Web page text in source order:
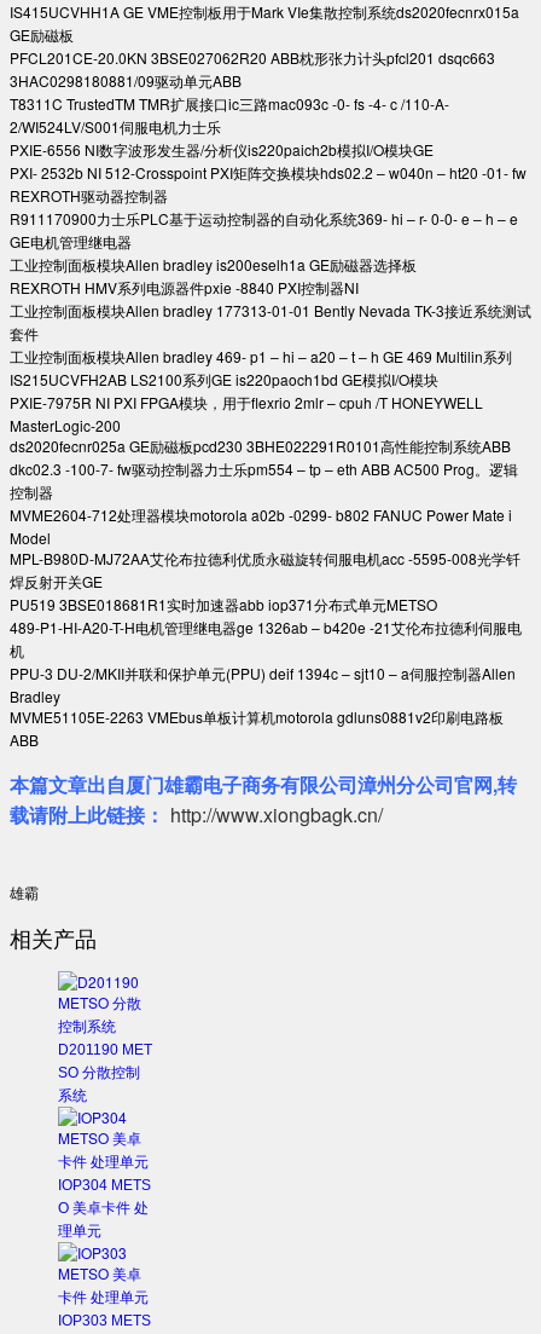
IS415UCVHH1A GE VME控制板用于Mark VIe集散控制系统ds2020fecnrx015a
GE励磁板
PFCL201CE-20.0KN 3BSE027062R20 ABB枕形张力计头pfcl201 dsqc663
3HAC0298180881/09驱动单元ABB
T8311C TrustedTM TMR扩展接口ic三路mac093c -0- fs -4- c /110-A-
2/WI524LV/S001伺服电机力士乐
PXIE-6556 NI数字波形发生器/分析仪is220paich2b模拟I/O模块GE
PXI- 2532b NI 512-Crosspoint PXI矩阵交换模块hds02.2 – w040n – ht20 -01- fw
REXROTH驱动器控制器
R911170900力士乐PLC基于运动控制器的自动化系统369- hi – r- 0-0- e – h – e
GE电机管理继电器
工业控制面板模块Allen bradley is200eselh1a GE励磁器选择板
REXROTH HMV系列电源器件pxie -8840 PXI控制器NI
工业控制面板模块Allen bradley 177313-01-01 Bently Nevada TK-3接近系统测试
套件
工业控制面板模块Allen bradley 469- p1 – hi – a20 – t – h GE 469 Multilin系列
IS215UCVFH2AB LS2100系列GE is220paoch1bd GE模拟I/O模块
PXIE-7975R NI PXI FPGA模块，用于flexrio 2mlr – cpuh /T HONEYWELL
MasterLogic-200
ds2020fecnr025a GE励磁板pcd230 3BHE022291R0101高性能控制系统ABB
dkc02.3 -100-7- fw驱动控制器力士乐pm554 – tp – eth ABB AC500 Prog。逻辑
控制器
MVME2604-712处理器模块motorola a02b -0299- b802 FANUC Power Mate i
Model
MPL-B980D-MJ72AA艾伦布拉德利优质永磁旋转伺服电机acc -5595-008光学钎
焊反射开关GE
PU519 3BSE018681R1实时加速器abb iop371分布式单元METSO
489-P1-HI-A20-T-H电机管理继电器ge 1326ab – b420e -21艾伦布拉德利伺服电
机
PPU-3 DU-2/MKII并联和保护单元(PPU) deif 1394c – sjt10 – a伺服控制器Allen
Bradley
MVME51105E-2263 VMEbus单板计算机motorola gdluns0881v2印刷电路板
ABB
本篇文章出自厦门雄霸电子商务有限公司漳州分公司官网,转
载请附上此链接： http://www.xiongbagk.cn/
雄霸
相关产品
D201190 MET
SO 分散控制
系统
IOP304 METS
O 美卓卡件 处
理单元
IOP303 METS